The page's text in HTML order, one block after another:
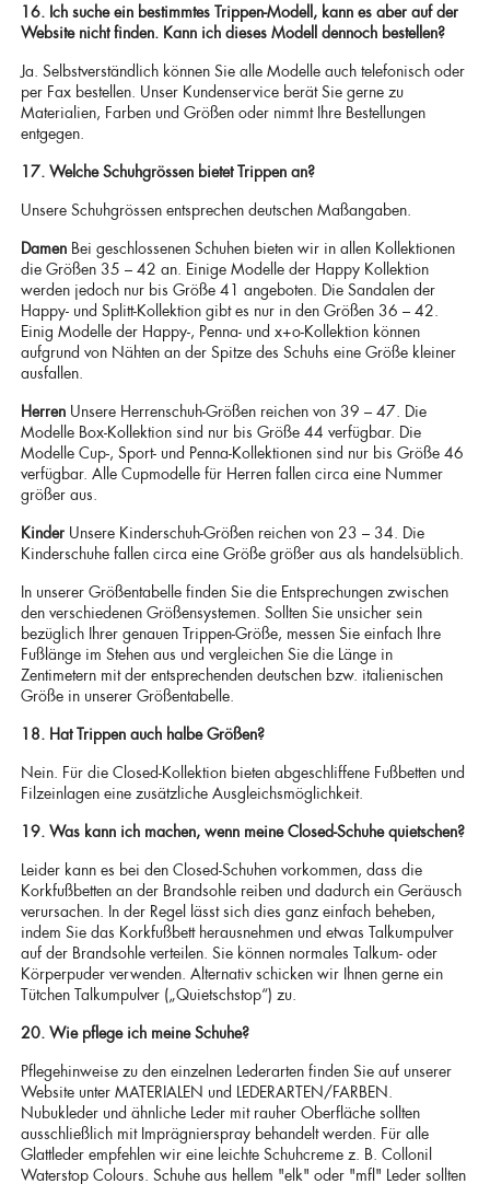
16. Ich suche ein bestimmtes Trippen-Modell, kann es aber auf der
Website nicht finden. Kann ich dieses Modell dennoch bestellen?
Ja. Selbstverständlich können Sie alle Modelle auch telefonisch oder
per Fax bestellen. Unser Kundenservice berät Sie gerne zu
Materialien, Farben und Größen oder nimmt Ihre Bestellungen
entgegen.
17. Welche Schuhgrössen bietet Trippen an?
Unsere Schuhgrössen entsprechen deutschen Maßangaben.
DamenBei geschlossenen Schuhen bieten wir in allen Kollektionen
die Größen 35 – 42 an. Einige Modelle der Happy Kollektion
werden jedoch nur bis Größe 41 angeboten. Die Sandalen der
Happy- und Splitt-Kollektion gibt es nur in den Größen 36 – 42.
Einig Modelle der Happy-, Penna- und x+o-Kollektion können
aufgrund von Nähten an der Spitze des Schuhs eine Größe kleiner
ausfallen.
HerrenUnsere Herrenschuh-Größen reichen von 39 – 47. Die
Modelle Box-Kollektion sind nur bis Größe 44 verfügbar. Die
Modelle Cup-, Sport- und Penna-Kollektionen sind nur bis Größe 46
verfügbar. Alle Cupmodelle für Herren fallen circa eine Nummer
größer aus.
KinderUnsere Kinderschuh-Größen reichen von 23 – 34. Die
Kinderschuhe fallen circa eine Größe größer aus als handelsüblich.
In unserer Größentabelle finden Sie die Entsprechungen zwischen
den verschiedenen Größensystemen. Sollten Sie unsicher sein
bezüglich Ihrer genauen Trippen-Größe, messen Sie einfach Ihre
Fußlänge im Stehen aus und vergleichen Sie die Länge in
Zentimetern mit der entsprechenden deutschen bzw. italienischen
Größe in unserer Größentabelle.
18. Hat Trippen auch halbe Größen?
Nein. Für die Closed-Kollektion bieten abgeschliffene Fußbetten und
Filzeinlagen eine zusätzliche Ausgleichsmöglichkeit.
19. Was kann ich machen, wenn meine Closed-Schuhe quietschen?
Leider kann es bei den Closed-Schuhen vorkommen, dass die
Korkfußbetten an der Brandsohle reiben und dadurch ein Geräusch
verursachen. In der Regel lässt sich dies ganz einfach beheben,
indem Sie das Korkfußbett herausnehmen und etwas Talkumpulver
auf der Brandsohle verteilen. Sie können normales Talkum- oder
Körperpuder verwenden. Alternativ schicken wir Ihnen gerne ein
Tütchen Talkumpulver („Quietschstop“) zu.
20. Wie pflege ich meine Schuhe?
Pflegehinweise zu den einzelnen Lederarten finden Sie auf unserer
Website unter MATERIALEN und LEDERARTEN/FARBEN.
Nubukleder und ähnliche Leder mit rauher Oberfläche sollten
ausschließlich mit Imprägnierspray behandelt werden. Für alle
Glattleder empfehlen wir eine leichte Schuhcreme z. B. Collonil
Waterstop Colours. Schuhe aus hellem "elk" oder "mfl" Leder sollten